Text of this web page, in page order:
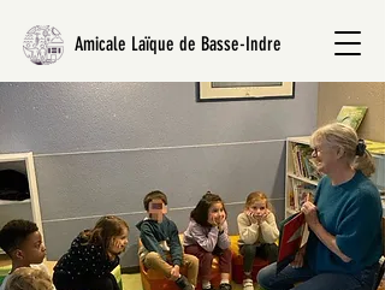
Amicale Laïque de Basse-Indre